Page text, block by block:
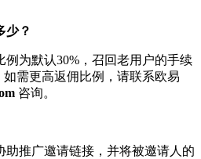
少？
为默认30%，召回老用户的手续
需更高返佣比例，请联系欧易
咨询。
助推广邀请链接，并将被邀请人的